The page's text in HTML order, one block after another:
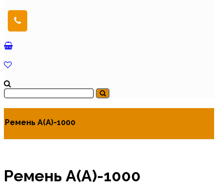
Ремень А(А)-1000
Ремень А(А)-1000